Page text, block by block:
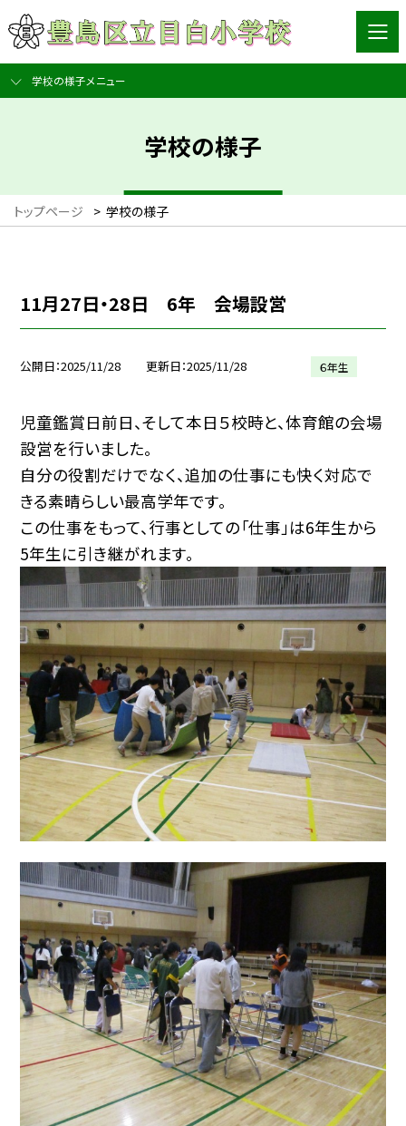
学校の様子メニュー
学校の様子
トップページ > 学校の様子
11月27日・28日 6年 会場設営
公開日 2025/11/28 更新日 2025/11/28 ６年生
児童鑑賞日前日、そして本日５校時と、体育館の会場
設営を行いました。
自分の役割だけでなく、追加の仕事にも快く対応で
きる素晴らしい最高学年です。
この仕事をもって、行事としての「仕事」は6年生から
5年生に引き継がれます。